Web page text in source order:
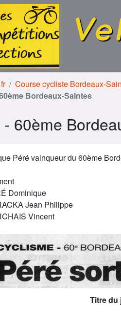
fr Course cycliste Bordeaux-
Bordeaux-Saintes
- 60ème
Péré vainqueur du 60ème
Dominique
Jean Philippe
Vincent
Titre du